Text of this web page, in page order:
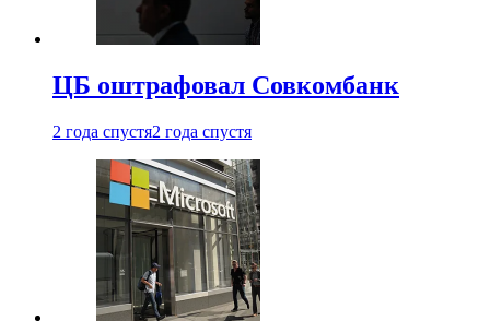
ЦБ оштрафовал Совкомбанк
2 года спустя2 года спустя